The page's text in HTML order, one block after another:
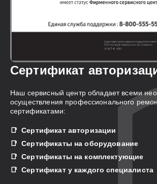
Сертификат
Наш сервисный центр обладает всеми
осуществления профессионального
сертификатами:
Сертификат авторизации
Сертификаты на оборудование
Сертификаты на комплектующие
Сертификат у каждого специалиста